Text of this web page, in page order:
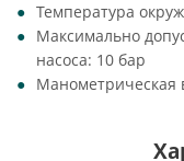
Температура
Максимально
насоса: 10 бар
Манометрическая